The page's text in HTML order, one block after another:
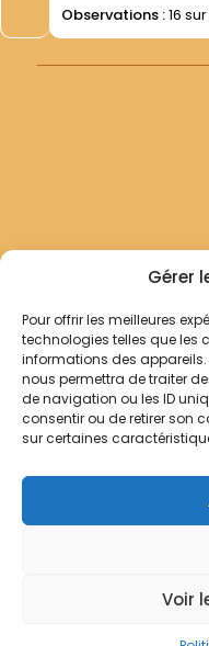
Gérer
Pour offrir les meilleures
technologies telles que les
informations des
nous permettra de traiter
de navigation ou les ID
consentir ou de retirer son
sur certaines
Voir
Observations :16
Archives
RECHERCHER
Comment chercher ?
Les archives
Notre démarche
Contact